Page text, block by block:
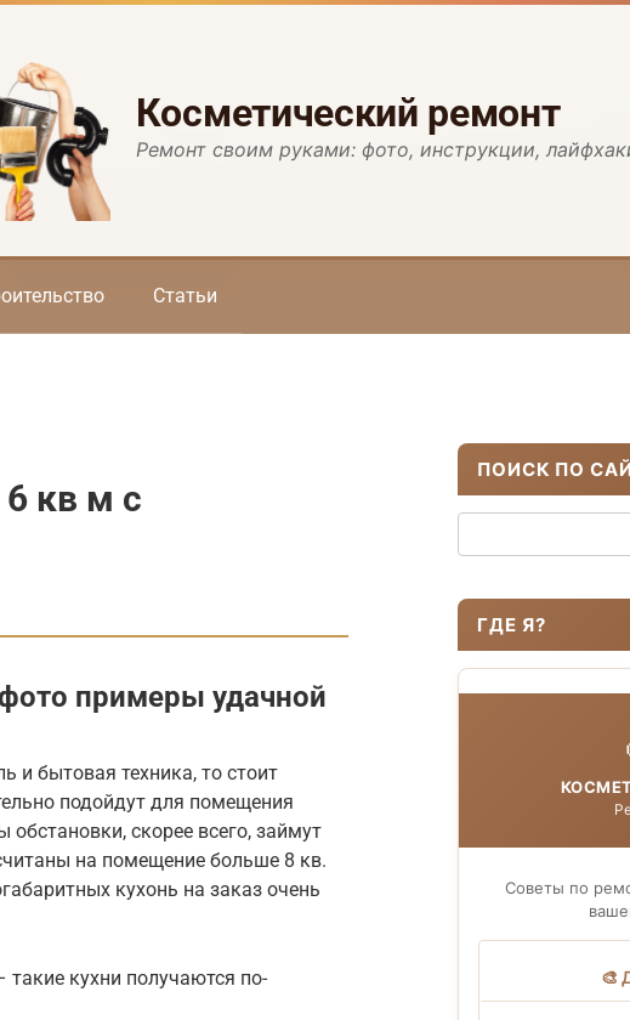
Косметический ремонт
Ремонт своим руками: фото, инструкции,
Статьи
кв м с
примеры удачной
и бытовая техника, то стоит
подойдут для помещения
скорее всего, займут
на помещение больше 8 кв.
кухонь на заказ очень
кухни получаются по-
ПОИСК ПО
ГДЕ Я?
Советы по
🎨